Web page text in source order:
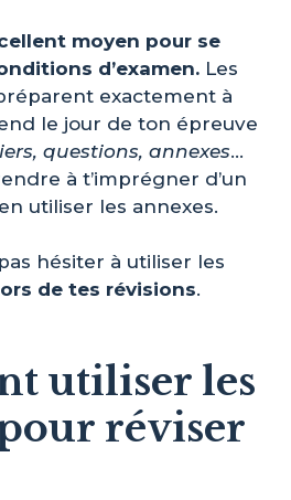
moyen pour se
d’examen. Les
exactement à
le jour de ton épreuve
questions, annexes…
à t’imprégner d’un
utiliser les annexes.
hésiter à utiliser les
de tes révisions.
utiliser les
réviser